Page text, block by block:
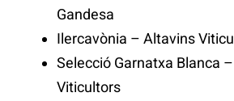
Gandesa
Ilercavònia – Altavins
Selecció Garnatxa Blanca
Viticultors